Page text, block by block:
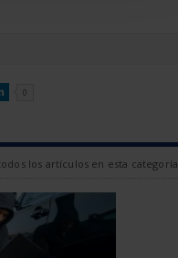
0
los artículos en esta categoría